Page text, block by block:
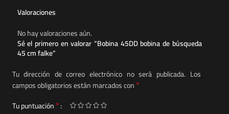
Valoraciones
No hay valoraciones aún.
Sé el primero en valorar “Bobina 45DD bobina de búsqueda
45 cm falke”
Tu dirección de correo electrónico no será publicada. Los
campos obligatorios están marcados con*
Tu puntuación*